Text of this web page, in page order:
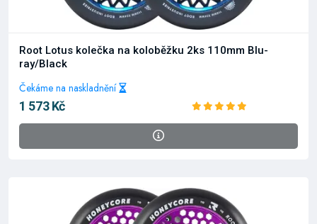
Root Lotus kolečka na koloběžku 2ks 110mm Blu-
ray/Black
Čekáme na naskladnění
1 573 Kč